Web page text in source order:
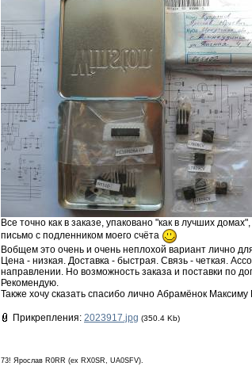
Все точно как в заказе, упаковано "как в лучших
письмо с подленником моего счёта
Вобщем это очень и очень неплохой вариант лично
Цена - низкая. Доставка - быстрая. Связь - четкая.
направлении. Но возможность заказа и поставки по
Рекомендую.
Также хочу сказать спасибо лично Абрамёнок
Прикрепления: 2023917.jpg (350.4 Kb)
73! Ярослав R0RR (ex RX0SR, UA0SFV).